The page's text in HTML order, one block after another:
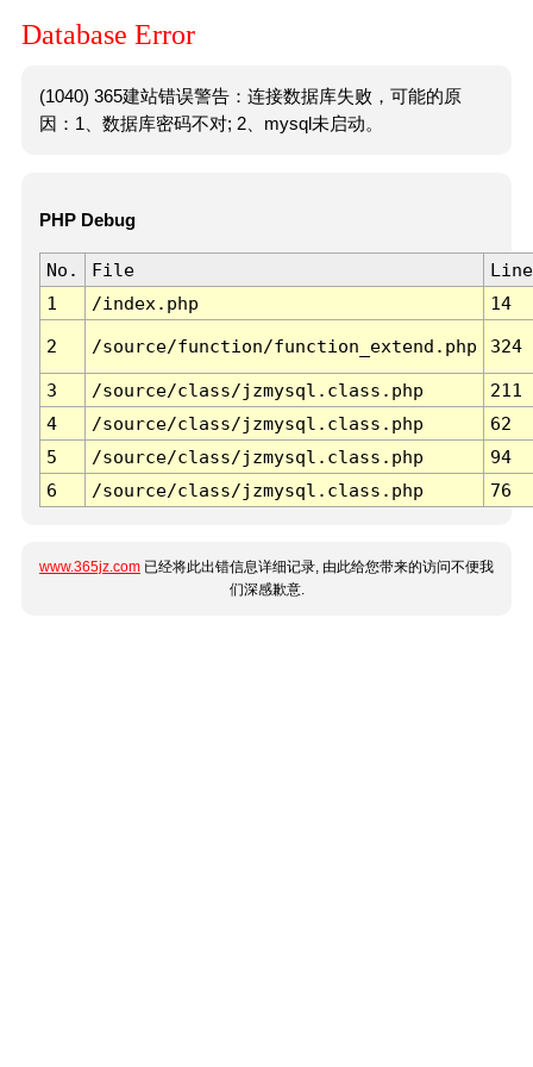
Database Error
(1040) 365建站错误警告：连接数据库失败，可能的原
因：1、数据库密码不对; 2、mysql未启动。
PHP Debug
No. File
Line
1
/index.php 14
2 /source/function/function_extend.php 324
3 /source/class/jzmysql.class.php
211
4
/source/class/jzmysql.class.php
62
5
/source/class/jzmysql.class.php
94
6
/source/class/jzmysql.class.php 76
www.365jz.com 已经将此出错信息详细记录, 由此给您带来的访问不便我
们深感歉意.